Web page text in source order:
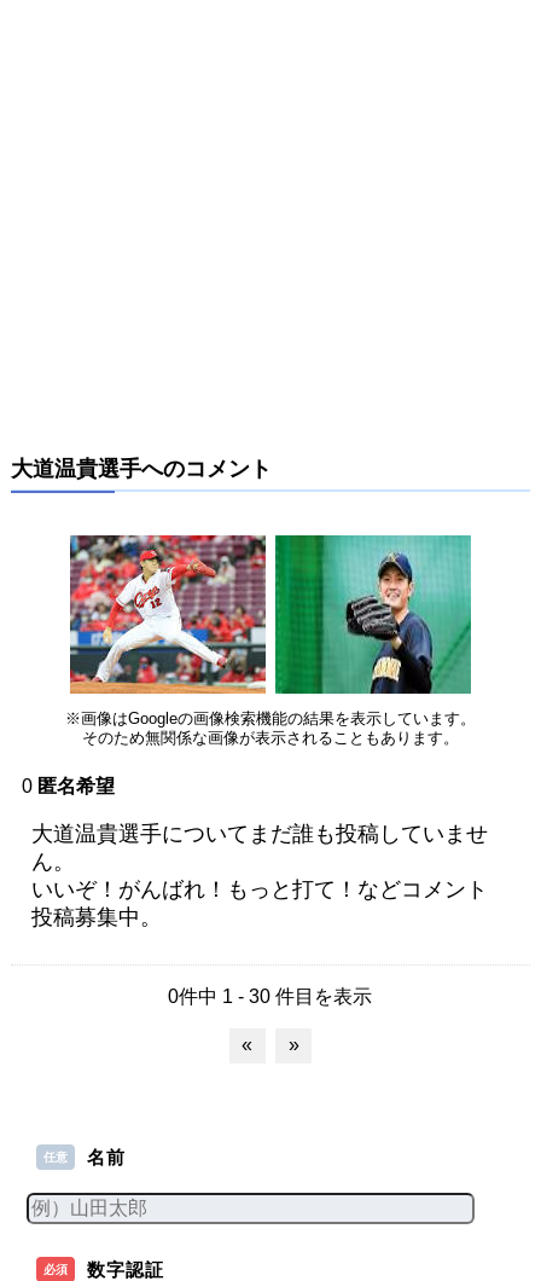
大道温貴選手へのコメント
※画像はGoogleの画像検索機能の結果を表示しています。
そのため無関係な画像が表示されることもあります。
0 匿名希望
大道温貴選手についてまだ誰も投稿していませ
ん。
いいぞ！がんばれ！もっと打て！などコメント
投稿募集中。
0件中 1 - 30 件目を表示
« »
任意 名前
必須 数字認証